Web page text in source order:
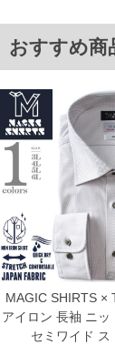
6L/51/61/157/155/
8L/55/65/169/167/
単位はcm
返品交換希望の方は、
下着(肌着)やワイシャ
ご了承くださいませ。
※【ボトムの裾上げを
裾上げ料金は500円+税
備考欄に股下●cmとご
上の品が対象。1本
出荷まで約1週間～20
尚、裾上げした商品は
一部、お直しに対応出
いている、極端なデザ
※商品によって若干の
ンピュータ画面）によ
※当店での掲載商品
舗からのお取り寄せ
おすすめ商
MAGIC SHIRTS ×
アイロン 長袖 ニッ
セミワイド ス